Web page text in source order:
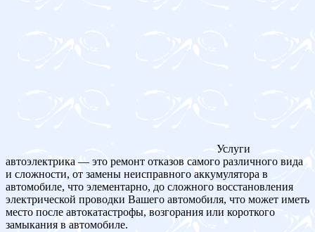
Услуги
автоэлектрика — это ремонт отказов самого различного вида
и сложности, от замены неисправного аккумулятора в
автомобиле, что элементарно, до сложного восстановления
электрической проводки Вашего автомобиля, что может иметь
место после автокатастрофы, возгорания или короткого
замыкания в автомобиле.